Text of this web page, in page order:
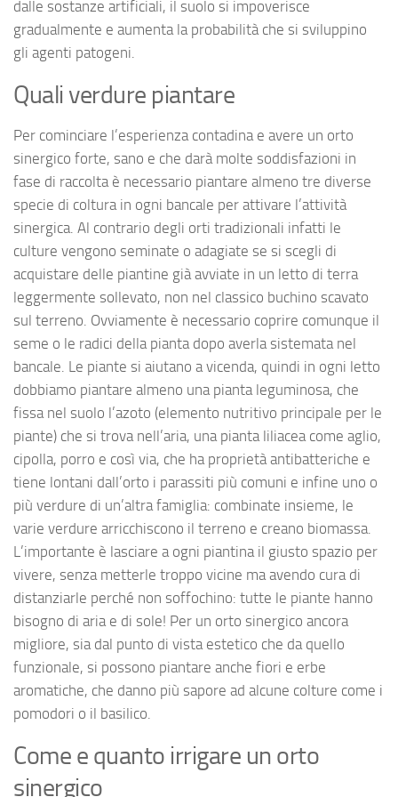
dalle sostanze artificiali, il suolo si impoverisce
gradualmente e aumenta la probabilità che si sviluppino
gli agenti patogeni.
Quali verdure piantare
Per cominciare l’esperienza contadina e avere un orto
sinergico forte, sano e che darà molte soddisfazioni in
fase di raccolta è necessario piantare almeno tre diverse
specie di coltura in ogni bancale per attivare l’attività
sinergica. Al contrario degli orti tradizionali infatti le
culture vengono seminate o adagiate se si scegli di
acquistare delle piantine già avviate in un letto di terra
leggermente sollevato, non nel classico buchino scavato
sul terreno. Ovviamente è necessario coprire comunque il
seme o le radici della pianta dopo averla sistemata nel
bancale. Le piante si aiutano a vicenda, quindi in ogni letto
dobbiamo piantare almeno una pianta leguminosa, che
fissa nel suolo l’azoto (elemento nutritivo principale per le
piante) che si trova nell’aria, una pianta liliacea come aglio,
cipolla, porro e così via, che ha proprietà antibatteriche e
tiene lontani dall’orto i parassiti più comuni e infine uno o
più verdure di un’altra famiglia: combinate insieme, le
varie verdure arricchiscono il terreno e creano biomassa.
L’importante è lasciare a ogni piantina il giusto spazio per
vivere, senza metterle troppo vicine ma avendo cura di
distanziarle perché non soffochino: tutte le piante hanno
bisogno di aria e di sole! Per un orto sinergico ancora
migliore, sia dal punto di vista estetico che da quello
funzionale, si possono piantare anche fiori e erbe
aromatiche, che danno più sapore ad alcune colture come i
pomodori o il basilico.
Come e quanto irrigare un orto
sinergico